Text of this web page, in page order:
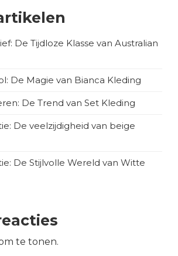
De Tijdloze Klasse van Australian
De Magie van Bianca Kleding
De Trend van Set Kleding
De veelzijdigheid van beige
De Stijlvolle Wereld van Witte
te tonen.